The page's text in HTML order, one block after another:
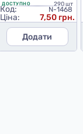
ДОСТУПНО 290 шт
Код: N-1468
Ціна:
7,50 грн.
Додати